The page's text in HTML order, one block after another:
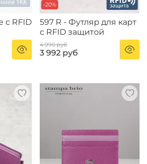
с RFID
-20%
597 R - Футляр для карт
с RFID защитой
4 990 руб
3 992 руб